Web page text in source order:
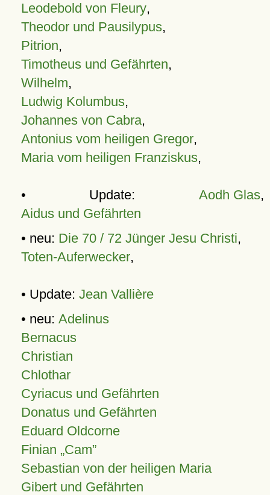
Leodebold von Fleury,
Theodor und Pausilypus,
Pitrion,
Timotheus und Gefährten,
Wilhelm,
Ludwig Kolumbus,
Johannes von Cabra,
Antonius vom heiligen Gregor,
Maria vom heiligen Franziskus,
• Update: Aodh Glas,
Aidus und Gefährten
• neu: Die 70 / 72 Jünger Jesu Christi,
Toten-Auferwecker,
• Update: Jean Vallière
• neu: Adelinus
Bernacus
Christian
Chlothar
Cyriacus und Gefährten
Donatus und Gefährten
Eduard Oldcorne
Finian Cam
Sebastian von der heiligen Maria
Gibert und Gefährten